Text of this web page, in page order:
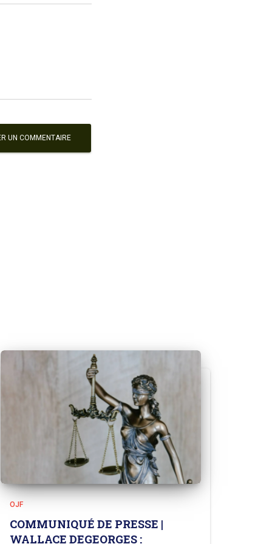
OJF
COMMUNIQUÉ DE PRESSE |
WALLACE DEGEORGES :